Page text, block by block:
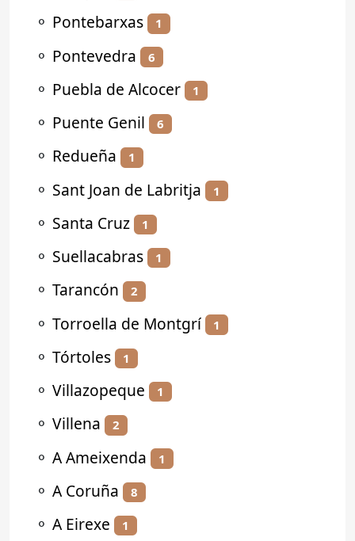
⚬ Pontebarxas 1
⚬ Pontevedra 6
⚬ Puebla de Alcocer 1
⚬ Puente Genil 6
⚬ Redueña 1
⚬ Sant Joan de Labritja 1
⚬ Santa Cruz 1
⚬ Suellacabras 1
⚬ Tarancón 2
⚬ Torroella de Montgrí 1
⚬ Tórtoles 1
⚬ Villazopeque 1
⚬ Villena 2
⚬ A Ameixenda 1
⚬ A Coruña 8
⚬ A Eirexe 1